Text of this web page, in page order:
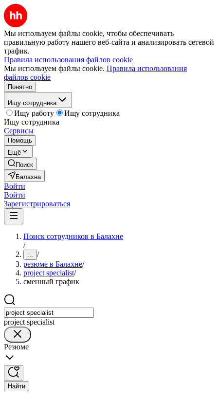
Мы используем файлы cookie, чтобы обеспечивать
правильную работу нашего веб-сайта и анализировать сетевой
трафик.
Правила использования файлов cookie
Мы используем файлы cookie. Правила использования
файлов cookie
Понятно
Ищу сотрудника
Ищу работу
Ищу сотрудника
Ищу сотрудника
Сервисы
Помощь
Ещё
Поиск
Балахна
Войти
Войти
Зарегистрироваться
Поиск сотрудников в Балахне
/
... /
резюме в Балахне/
project specialist/
сменный график
project specialist
Резюме
Найти